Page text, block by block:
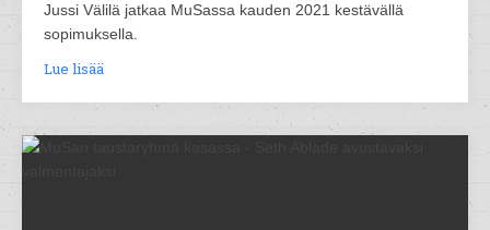
Jussi Välilä jatkaa MuSassa kauden 2021 kestävällä
sopimuksella.
Lue lisää